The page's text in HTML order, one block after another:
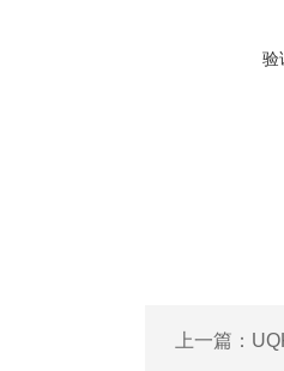
验
上一篇：